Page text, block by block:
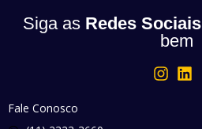
Siga as Redes Sociais
bem
Fale Conosco